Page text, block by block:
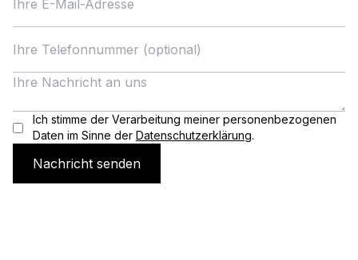
Ich stimme der Verarbeitung meiner personenbezogenen
Daten im Sinne der Datenschutzerklärung.
Nachricht senden